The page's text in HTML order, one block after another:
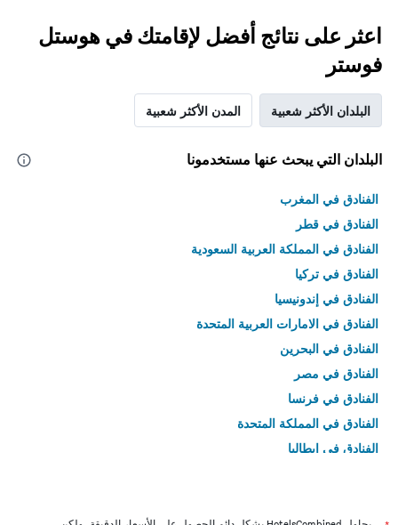
اعثر على نتائج أفضل لإقامتك في هوستل
فوستر
البلدان الأكثر شعبية المدن الأكثر شعبية
البلدان التي يبحث عنها مستخدمونا
الفنادق في المغرب
الفنادق في قطر
الفنادق في المملكة العربية السعودية
الفنادق في تركيا
الفنادق في إندونيسيا
الفنادق في الامارات العربية المتحدة
الفنادق في البحرين
الفنادق في مصر
الفنادق في فرنسا
الفنادق في المملكة المتحدة
الفنادق في إيطاليا